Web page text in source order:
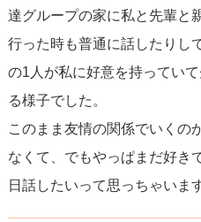
達グループの家に私と先輩と
行った時も普通に話したりし
の1人が私に好意を持ってい
る様子でした。
このまま友情の関係でいくの
なくて、でもやっぱまだ好き
日話したいって思っちゃいま